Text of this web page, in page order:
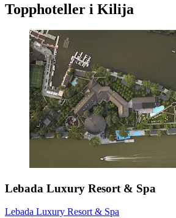
Topphoteller i Kilija
Lebada Luxury Resort & Spa
Lebada Luxury Resort & Spa